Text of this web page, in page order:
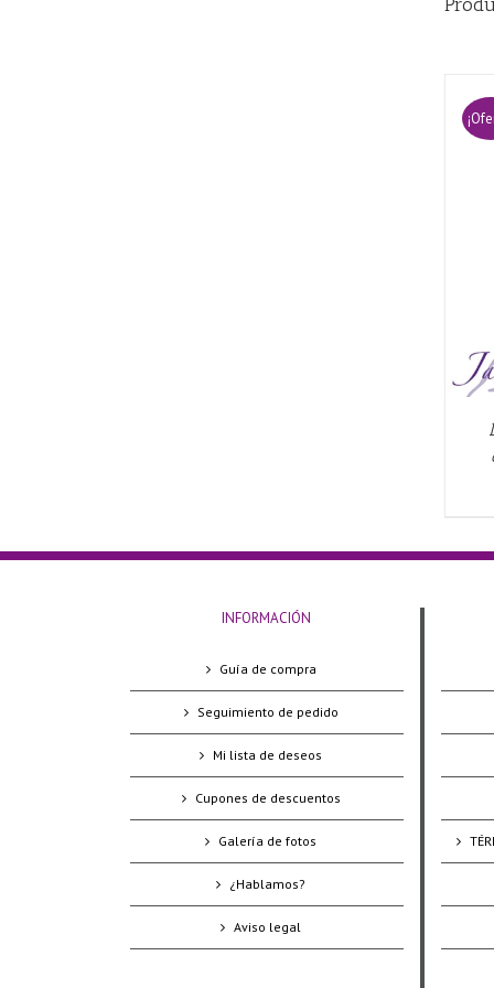
INFORMACIÓN
Guía de compra
Seguimiento de pedido
Mi lista de deseos
Cupones de descuentos
Galería de fotos
¿Hablamos?
Aviso legal